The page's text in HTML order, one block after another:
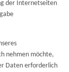
der Internetseiten
nehmen möchte,
Daten erforderlich